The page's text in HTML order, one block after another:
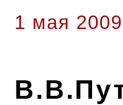
1 мая 2009